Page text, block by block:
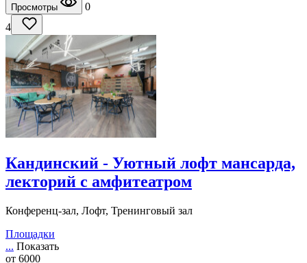
Просмотры
0
4
Кандинский - Уютный лофт мансарда,
лекторий с амфитеатром
Конференц-зал, Лофт, Тренинговый зал
Площадки
... Показать
от 6000